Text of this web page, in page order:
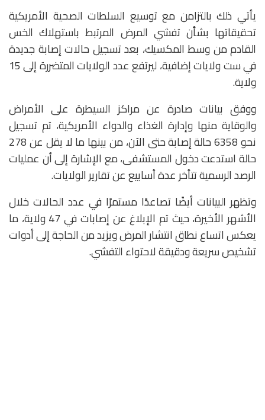
يأتي ذلك بالتزامن مع توسيع السلطات الصحية الأمريكية
تحقيقاتها بشأن تفشي المرض المرتبط باستهلاك الخس
القادم من وسط المكسيك، بعد تسجيل حالات إصابة جديدة
في ست ولايات إضافية، ليرتفع عدد الولايات المتضررة إلى 15
ولاية.
ووفق بيانات صادرة عن مراكز السيطرة على الأمراض
والوقاية منها وإدارة الغذاء والدواء الأمريكية، تم تسجيل
نحو 6358 حالة إصابة حتى الآن، من بينها ما لا يقل عن 278
حالة استدعت دخول المستشفى، مع الإشارة إلى أن عمليات
الرصد الرسمية تتأخر عدة أسابيع عن تقارير الولايات.
وتظهر البيانات أيضًا تصاعدًا مستمرًا في عدد الحالات خلال
الأشهر الأخيرة، حيث تم الإبلاغ عن إصابات في 47 ولاية، ما
يعكس اتساع نطاق انتشار المرض ويزيد من الحاجة إلى أدوات
تشخيص سريعة ودقيقة لاحتواء التفشي.